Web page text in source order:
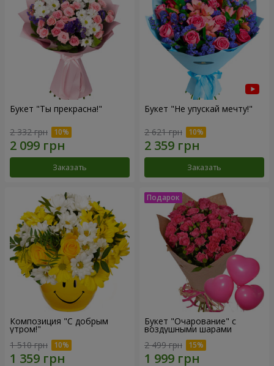
Букет "Ты прекрасна!"
2 332 грн
Заказать
Букет "Не упускай мечту!"
2 621 грн
Заказать
Композиция "С добрым
утром!"
1 510 грн
Букет "Очарование" с
воздушными шарами
2 499 грн